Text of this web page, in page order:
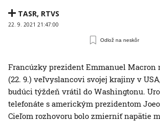
TASR, RTVS
22. 9. 2021 21:47:00
Odlož na neskôr
Francúzky prezident Emmanuel Macron
(22. 9.) veľvyslancovi svojej krajiny v
budúci týždeň vrátil do Washingtonu.
telefonáte s americkým prezidentom
Cieľom rozhovoru bolo zmierniť napätie